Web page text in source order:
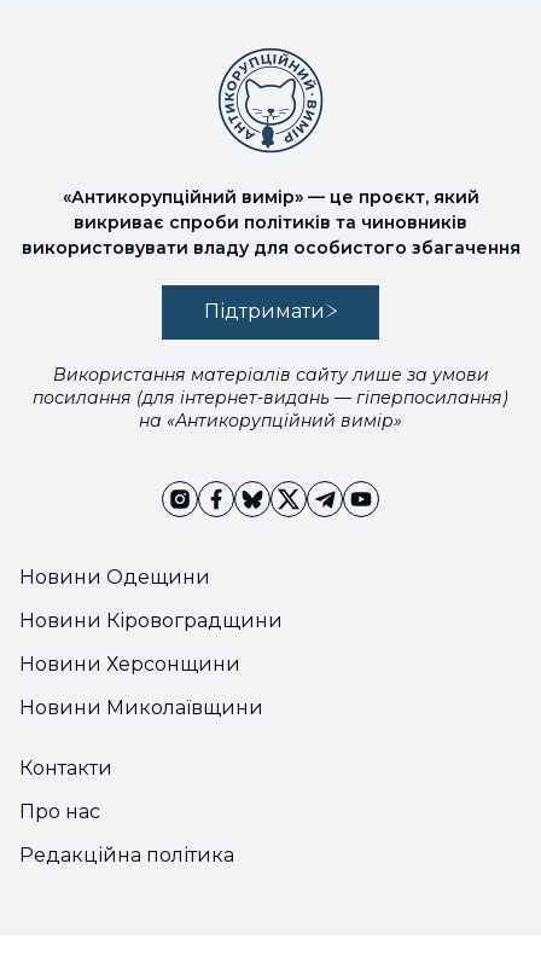
Новини Одещини
Новини Кіровоградщини
Новини Херсонщини
Новини Миколаївщини
«Антикорупційний вимір» — це проєкт, який
викриває спроби політиків та чиновників
використовувати владу для особистого збагачення
Підтримати
Використання матеріалів сайту лише за умови
посилання (для інтернет-видань — гіперпосилання)
на «Антикорупційний вимір»
Контакти
Про нас
Редакційна політика